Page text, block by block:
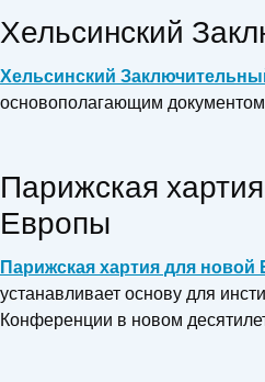
Хельсинский
Хельсинский
основополагающим
Парижская
Европы
Парижская хартия для
устанавливает основу для
Конференции в новом